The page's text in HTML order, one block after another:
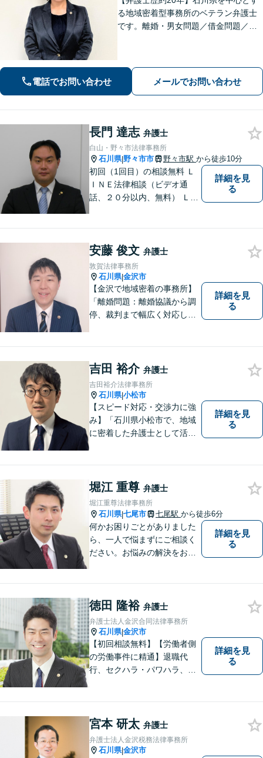
る地域密着型事務所のベテラン弁護士
です。離婚・男女問題／借金問題／刑
電話でお問い合わせ メールでお問い合わせ
長門 達志 弁護士
白山・野々市法律事務所
石川県|野々市市 野々市駅 から徒歩10分
初回（1回目）の相談無料 Ｌ
ＩＮＥ法律相談（ビデオ通
話、２０分以内、無料） ＬＩ
産、個人再生、任意整理）
や、 離婚、相続、交通事故、
慰謝料などの問題解決をお手
伝いします
詳細を見
る
安藤 俊文 弁護士
敦賀法律事務所
石川県|金沢市
【金沢で地域密着の事務所】
「離婚問題：離婚協議から調
停、裁判まで幅広く対応し、
弁護士が介入することで賠償
金の大幅な増額が実現できる
ケースあり」【休日・夜間相
談可】
詳細を見
る
吉田 裕介 弁護士
吉田裕介法律事務所
石川県|小松市
【スピード対応・交渉力に強
み】「石川県小松市で、地域
に密着した弁護士として活動
にお任せください【完全個室
／プライバシー配慮】
詳細を見
る
堀江 重尊 弁護士
堀江重尊法律事務所
石川県|七尾市 七尾駅 から徒歩6分
何かお困りごとがありました
ら、一人で悩まずにご相談く
ださい。お悩みの解決をお手
詳細を見
る
徳田 隆裕 弁護士
弁護士法人金沢合同法律事務所
石川県|金沢市
【初回相談無料】【労働者側
の労働事件に精通】退職代
行、セクハラ・パワハラ、労
ルも対応可能【メール相談／
ビデオ面談可】【土曜日も対
応】
詳細を見
る
宮本 研太 弁護士
弁護士法人金沢税務法律事務所
石川県|金沢市